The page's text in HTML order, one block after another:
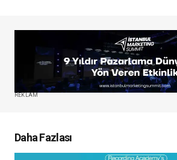
REKLAM
Daha Fazlası